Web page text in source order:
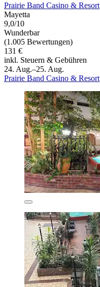
Prairie Band Casino & Resort
Mayetta
9,0/10
Wunderbar
(1.005 Bewertungen)
131 €
inkl. Steuern & Gebühren
24. Aug.–25. Aug.
Prairie Band Casino & Resort